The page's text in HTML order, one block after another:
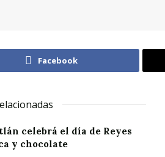
Facebook
celebrá el día de Reyes
y chocolate